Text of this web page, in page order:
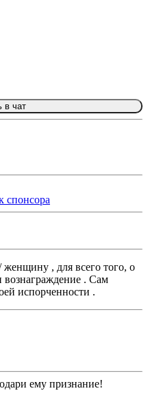
в чат
спонсора
, для всего того, о
вознаграждение . Сам
испорченности .
ему признание!